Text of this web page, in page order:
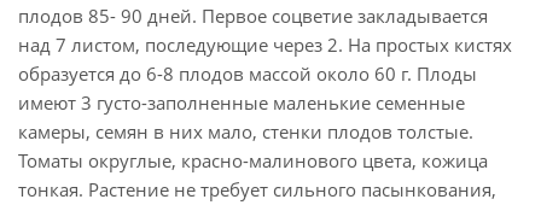
плодов 85- 90 дней. Первое соцветие закладывается
над 7 листом, последующие через 2. На простых кистях
образуется до 6-8 плодов массой около 60 г. Плоды
имеют 3 густо-заполненные маленькие семенные
камеры, семян в них мало, стенки плодов толстые.
Томаты округлые, красно-малинового цвета, кожица
тонкая. Растение не требует сильного пасынкования,